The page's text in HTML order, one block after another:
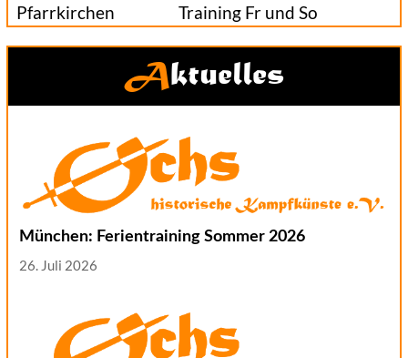
Pfarrkirchen
Training Fr und So
Aktuelles
München: Ferientraining Sommer 2026
26. Juli 2026